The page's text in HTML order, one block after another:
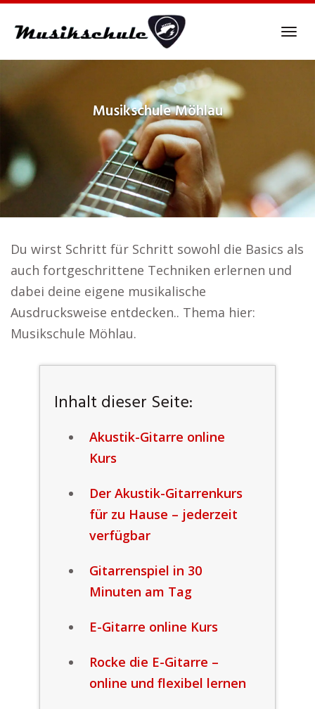
MusikschuleMöhlau
Du wirst Schritt für Schritt sowohl die Basics als
auch fortgeschrittene Techniken erlernen und
dabei deine eigene musikalische
Ausdrucksweise entdecken.. Thema hier:
Musikschule Möhlau.
Inhalt dieser Seite:
Akustik-Gitarre online
Kurs
Der Akustik-Gitarrenkurs
für zu Hause – jederzeit
verfügbar
Gitarrenspiel in 30
Minuten am Tag
E-Gitarre online Kurs
Rocke die E-Gitarre –
online und flexibel lernen